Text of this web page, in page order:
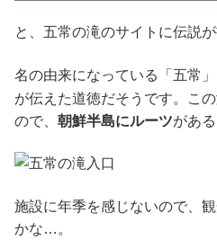
と、五常の滝のサイトに伝説
名の由来になっている「五常
が伝えた道徳だそうです。こ
ので、 朝鮮半島にルーツがある
施設に年季を感じないので、
かな…。